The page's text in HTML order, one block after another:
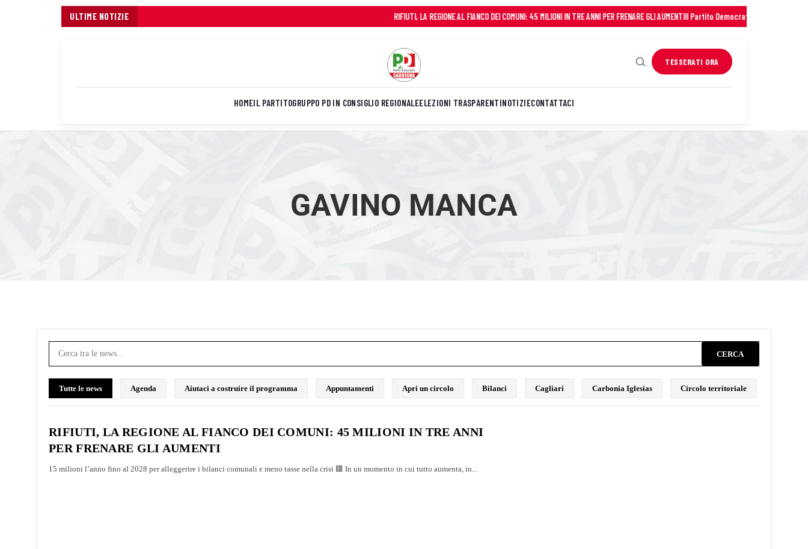
ULTIME NOTIZIE RIFIUTI, LA REGIONE AL FIANCO DEI COMUNI: 45 MILIONI IN TRE ANNI PER FRENARE GLI AUMENTIIl Partito Democratico della Sardegna saluta
HOMEIL PARTITOGRUPPO PD IN CONSIGLIO REGIONALEELEZIONI TRASPARENTINOTIZIECONTATTACI
TESSERATI ORA
GAVINO MANCA
CERCA
Tutte le news Agenda Aiutaci a costruire il programma Appuntamenti Apri un circolo Bilanci Cagliari Carbonia Iglesias Circolo territoriale
RIFIUTI, LA REGIONE AL FIANCO DEI COMUNI: 45 MILIONI IN TRE ANNI
PER FRENARE GLI AUMENTI
15 milioni l’anno fino al 2028 per alleggerire i bilanci comunali e meno tasse nella crisi 🟥 In un momento in cui tutto aumenta, in...